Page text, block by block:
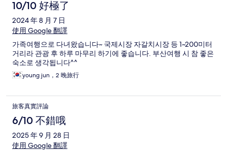
10/10 好極了
2024 年 8 月 7 日
使用 Google 翻譯
가족여행으로 다녀왔습니다~ 국제시장 자갈치시장 등 1~200미터
거리라 관광 후 하루 마무리 하기에 좋습니다. 부산여행 시 참 좋은
숙소로 생각됩니다^^
young jun，2 晚旅行
旅客真實評論
6/10 不錯哦
2025 年 9 月 28 日
使用 Google 翻譯